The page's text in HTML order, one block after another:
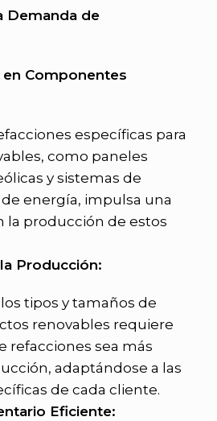
Demanda de
en Componentes
específicas para
como paneles
y sistemas de
energía, impulsa una
la producción de estos
Producción:
tipos y tamaños de
renovables requiere
refacciones sea más
adaptándose a las
de cada cliente.
Eficiente: